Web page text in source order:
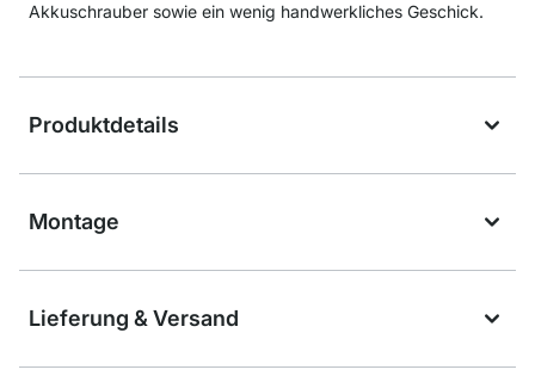
Akkuschrauber sowie ein wenig handwerkliches Geschick.
Produktdetails
Montage
Lieferung & Versand